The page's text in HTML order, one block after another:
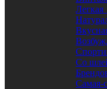
Легкая
Со
Самая-